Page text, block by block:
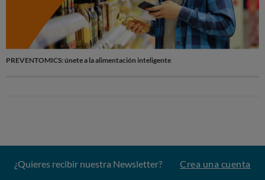
PREVENTOMICS: únete a la alimentación inteligente
¿Quieres recibir nuestra Newsletter? Crea una cuenta